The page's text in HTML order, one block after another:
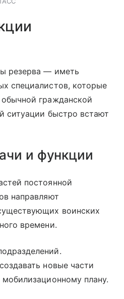
резерва — иметь
специалистов, которые
гражданской
ситуации быстро встают
и функции
постоянной
направляют
воинских
времени.
новые части
плану.